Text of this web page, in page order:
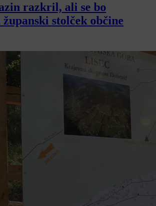
razkril, ali se bo
županski stolček občine